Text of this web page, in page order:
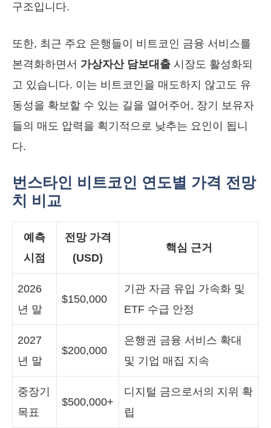
구조입니다.
또한, 최근 주요 은행들이 비트코인 금융 서비스를
본격화하면서 가상자산 담보대출 시장도 활성화되
고 있습니다. 이는 비트코인을 매도하지 않고도 유
동성을 확보할 수 있는 길을 열어주어, 장기 보유자
들의 매도 압력을 획기적으로 낮추는 요인이 됩니
다.
번스타인 비트코인 연도별 가격 전망
치 비교
예측
시점
전망 가격
(USD)
핵심 근거
2026
년 말
$150,000
기관 자금 유입 가속화 및
ETF 수급 안정
2027
년 말
$200,000
은행권 금융 서비스 확대
및 기업 매집 지속
중장기
목표
$500,000+
디지털 금으로서의 지위 확
립